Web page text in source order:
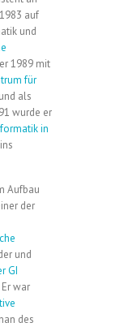
auf
und
1989 mit
für
als
wurde er
in
Aufbau
der
und
GI
Er war
des